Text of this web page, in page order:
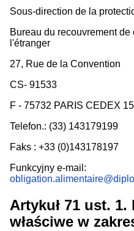
Sous-direction de la
Bureau du recouvrement
l'étranger
27, Rue de la Convention
CS- 91533
F - 75732 PARIS CEDEX 15
Telefon.: (33) 143179199
Faks : +33 (0)143178197
Funkcyjny e-mail:
Artykuł 71 ust.
właściwe w